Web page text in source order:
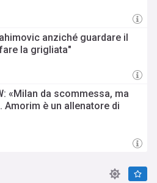
anziché guardare il
la grigliata"
«Milan da scommessa, ma
Amorim è un allenatore di